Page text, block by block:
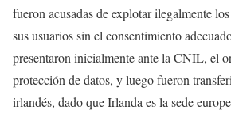
fueron acusadas de explotar ilegalmente
sus usuarios sin el consentimiento
presentaron inicialmente ante la CNIL, el
protección de datos, y luego fueron
irlandés, dado que Irlanda es la sede